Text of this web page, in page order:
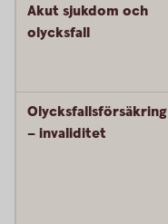
Akut sjukdom och
olycksfall
Olycksfallsförsäkring
– invaliditet